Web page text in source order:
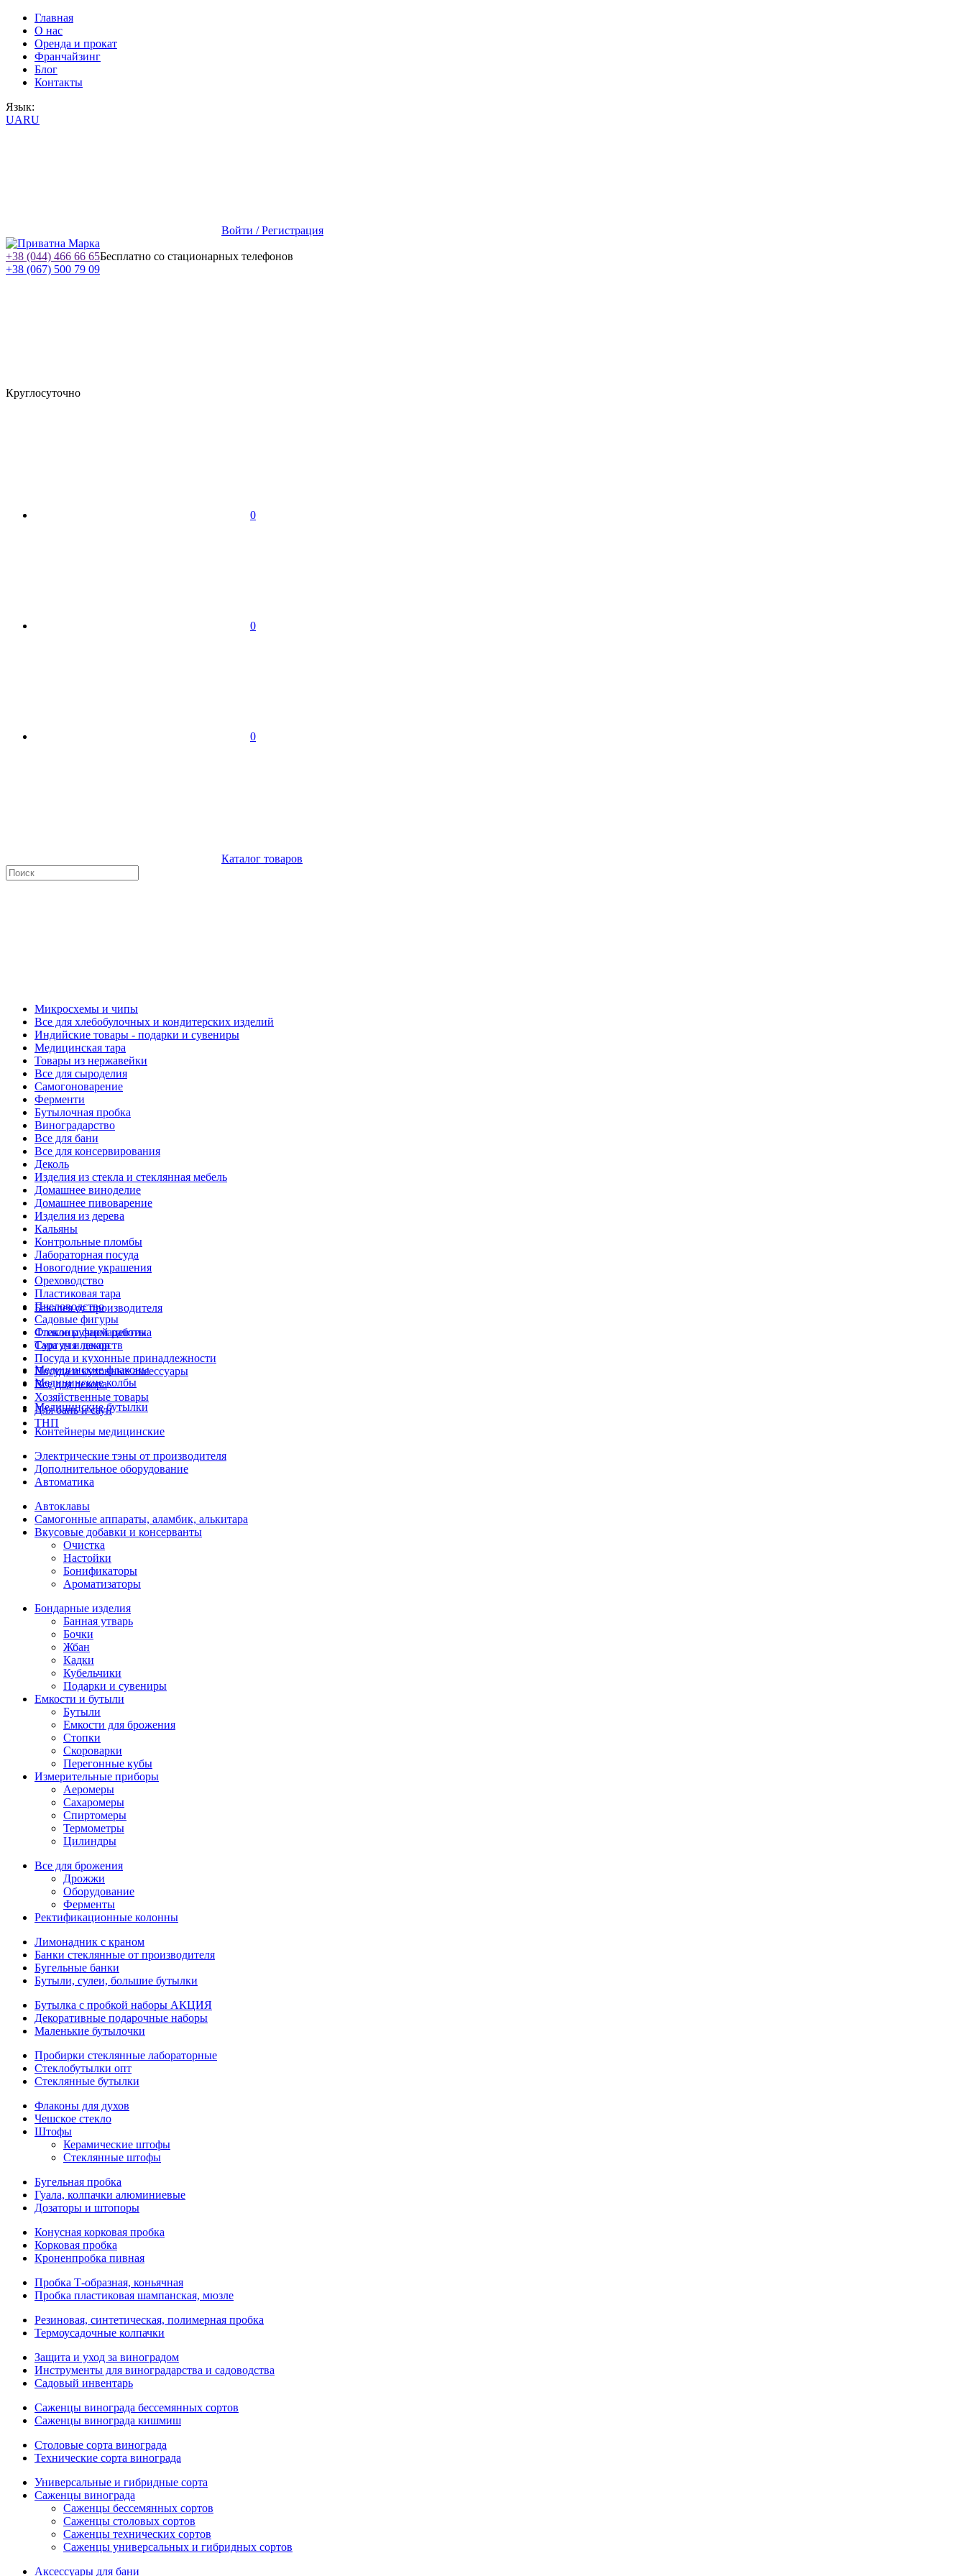
Главная
О нас
Оренда и прокат
Франчайзинг
Блог
Контакты
Язык:
UARU
Войти / Регистрация
+38 (044) 466 66 65Бесплатно со стационарных телефонов
+38 (067) 500 79 09
Круглосуточно
0
0
0
Каталог товаров
Микросхемы и чипы
Все для хлебобулочных и кондитерских изделий
Индийские товары - подарки и сувениры
Медицинская тара
Товары из нержавейки
Все для сыроделия
Самогоноварение
Ферменти
Бутылочная пробка
Виноградарство
Все для бани
Все для консервирования
Деколь
Изделия из стекла и стеклянная мебель
Домашнее виноделие
Домашнее пивоварение
Изделия из дерева
Кальяны
Контрольные пломбы
Лабораторная посуда
Новогодние украшения
Ореховодство
Пластиковая тара
Пчеловодство
Садовые фигуры
Стекло ручной работы
Сургуч и декор
Посуда и кухонные принадлежности
Посуда и кухонные аксессуары
Все для декора
Хозяйственные товары
Для бань и саун
ТНП
Бакалея от производителя
Флаконы фармацевтика
Тара для лекарств
Медицинские флаконы
Медицинские колбы
Медицинские бутылки
Контейнеры медицинские
Электрические тэны от производителя
Дополнительное оборудование
Автоматика
Автоклавы
Самогонные аппараты, аламбик, алькитара
Вкусовые добавки и консерванты
Очистка
Настойки
Бонификаторы
Ароматизаторы
Бондарные изделия
Банная утварь
Бочки
Жбан
Кадки
Кубельчики
Подарки и сувениры
Емкости и бутыли
Бутыли
Емкости для брожения
Стопки
Скороварки
Перегонные кубы
Измерительные приборы
Аеромеры
Сахаромеры
Спиртомеры
Термометры
Цилиндры
Все для брожения
Дрожжи
Оборудование
Ферменты
Ректификационные колонны
Лимонадник с краном
Банки стеклянные от производителя
Бугельные банки
Бутыли, сулеи, большие бутылки
Бутылка с пробкой наборы АКЦИЯ
Декоративные подарочные наборы
Маленькие бутылочки
Пробирки стеклянные лабораторные
Стеклобутылки опт
Стеклянные бутылки
Флаконы для духов
Чешское стекло
Штофы
Керамические штофы
Стеклянные штофы
Бугельная пробка
Гуала, колпачки алюминиевые
Дозаторы и штопоры
Конусная корковая пробка
Корковая пробка
Кроненпробка пивная
Пробка Т-образная, коньячная
Пробка пластиковая шампанская, мюзле
Резиновая, синтетическая, полимерная пробка
Термоусадочные колпачки
Защита и уход за виноградом
Инструменты для виноградарства и садоводства
Садовый инвентарь
Саженцы винограда бессемянных сортов
Саженцы винограда кишмиш
Столовые сорта винограда
Технические сорта винограда
Универсальные и гибридные сорта
Саженцы винограда
Саженцы бессемянных сортов
Саженцы столовых сортов
Саженцы технических сортов
Саженцы универсальных и гибридных сортов
Аксессуары для бани